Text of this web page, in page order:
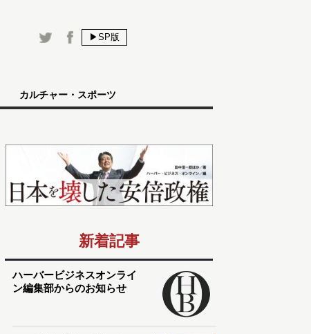
▶SP版
カルチャー・スポーツ
新着記事
ハーバービジネスオンライ
ン編集部からのお知らせ